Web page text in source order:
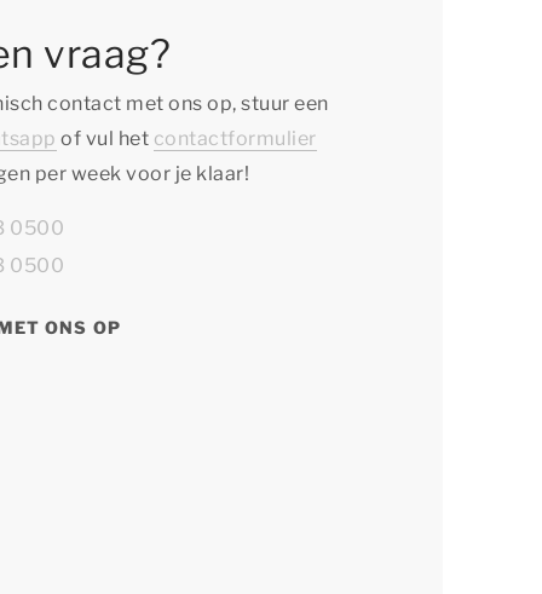
vraag?
contact met ons op, stuur een
of vul het contactformulier
per week voor je klaar!
0500
0500
ONS OP